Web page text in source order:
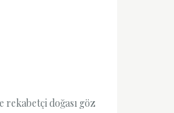
rekabetçi doğası göz